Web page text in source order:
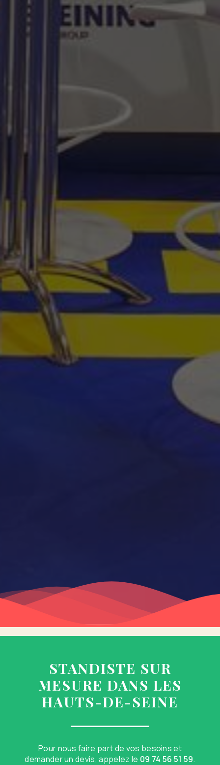
STANDISTE SUR
MESURE DANS LES
HAUTS-DE-SEINE
Pour nous faire part de vos besoins et
demander un devis, appelez le 09 74 56 51 59.